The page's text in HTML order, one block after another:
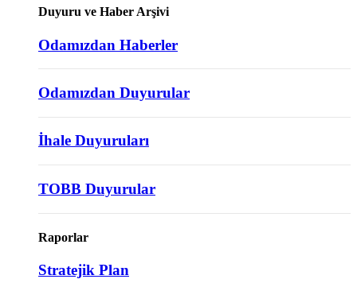
Duyuru ve Haber Arşivi
Odamızdan Haberler
Odamızdan Duyurular
İhale Duyuruları
TOBB Duyurular
Raporlar
Stratejik Plan